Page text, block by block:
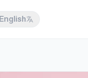
English